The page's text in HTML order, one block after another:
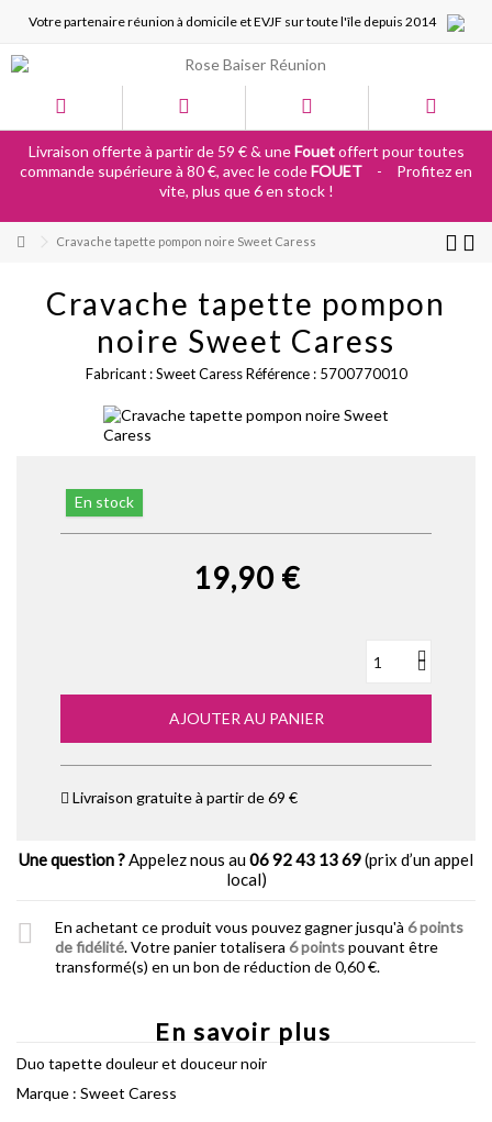
Votre partenaire réunion à domicile et EVJF sur toute l'île depuis 2014
Livraison offerte à partir de 59 € & uneFouetoffert pour toutes
commande supérieure à 80 €, avec le codeFOUET -
Profitez en
vite, plus que 6 en stock !
Cravache tapette pompon noire Sweet Caress
Cravache tapette pompon
noire Sweet Caress
Fabricant : Sweet Caress Référence : 5700770010
En stock
19,90 €
AJOUTER AU PANIER
Livraison gratuite à partir de 69 €
Une question ?Appelez nous au06 92 43 13 69(prix d’un appel
local)
En achetant ce produit vous pouvez gagner jusqu'à 6points
de fidélité. Votre panier totalisera 6pointspouvant être
transformé(s) en un bon de réduction de0,60 €.
En savoir plus
Duo tapette douleur et douceur noir
Marque : Sweet Caress